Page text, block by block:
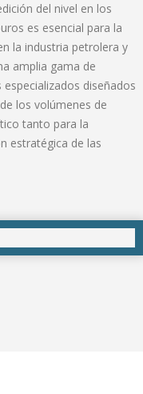
del nivel en los
es esencial para la
la industria petrolera y
amplia gama de
diseñados
los volúmenes de
tanto para la
estratégica de las